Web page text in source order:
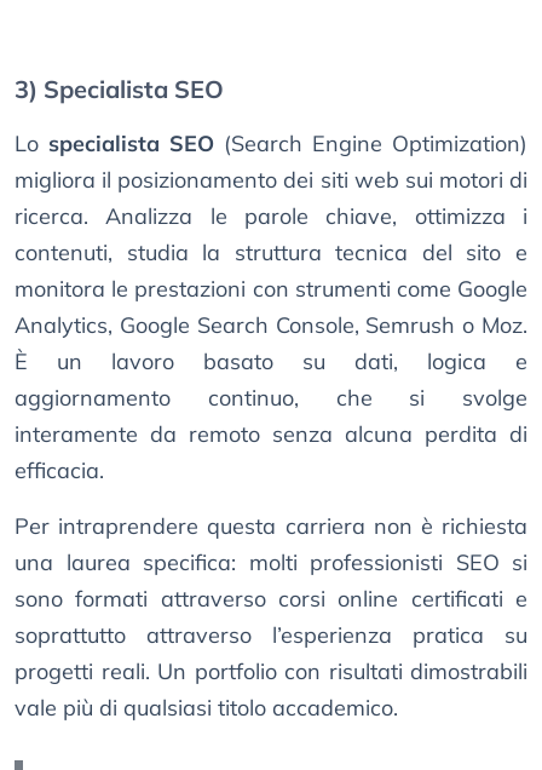
3) Specialista SEO
Lo specialista SEO (Search Engine Optimization)
migliora il posizionamento dei siti web sui motori di
ricerca. Analizza le parole chiave, ottimizza i
contenuti, studia la struttura tecnica del sito e
monitora le prestazioni con strumenti come Google
Analytics, Google Search Console, Semrush o Moz.
È un lavoro basato su dati, logica e
aggiornamento continuo, che si svolge
interamente da remoto senza alcuna perdita di
efficacia.
Per intraprendere questa carriera non è richiesta
una laurea specifica: molti professionisti SEO si
sono formati attraverso corsi online certificati e
soprattutto attraverso l’esperienza pratica su
progetti reali. Un portfolio con risultati dimostrabili
vale più di qualsiasi titolo accademico.